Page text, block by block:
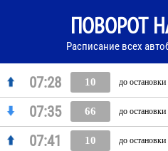
ПОВОРОТ
Расписание всех
07:28 10 до остановки
07:35 66 до остановки
07:41 10 до остановки